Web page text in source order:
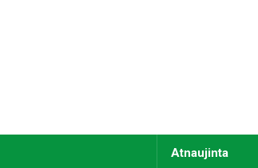
Atnaujinta